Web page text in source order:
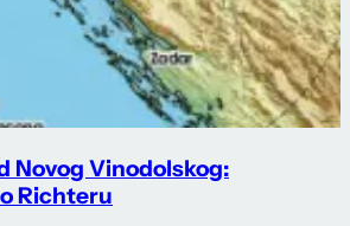
Novog Vinodolskog:
Richteru